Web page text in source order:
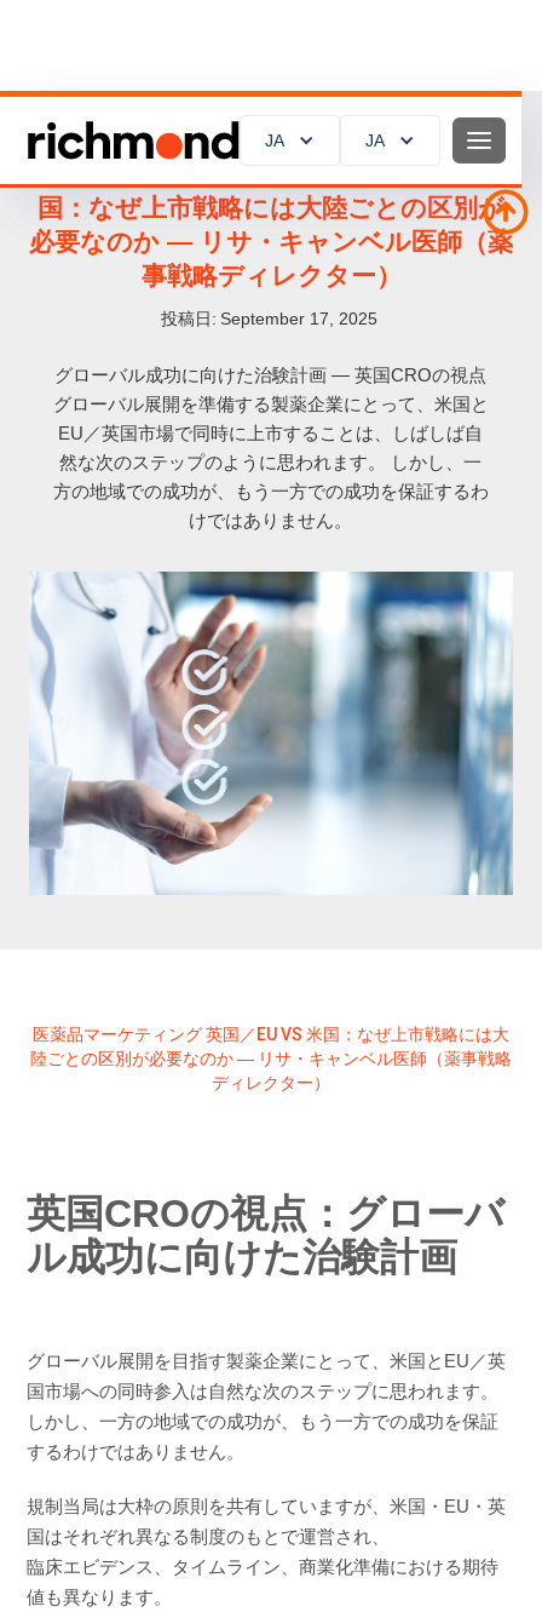
JA JA
JA JA
国：なぜ上市戦略には大陸ごとの区別が
必要なのか ― リサ・キャンベル医師（薬
事戦略ディレクター）
投稿日: September 17, 2025
グローバル成功に向けた治験計画 ― 英国CROの視点
グローバル展開を準備する製薬企業にとって、米国と
EU／英国市場で同時に上市することは、しばしば自
然な次のステップのように思われます。 しかし、一
方の地域での成功が、もう一方での成功を保証するわ
けではありません。
医薬品マーケティング 英国／EU VS 米国：なぜ上市戦略には大
陸ごとの区別が必要なのか ― リサ・キャンベル医師（薬事戦略
ディレクター）
英国CROの視点：グローバ
ル成功に向けた治験計画
グローバル展開を目指す製薬企業にとって、米国とEU／英
国市場への同時参入は自然な次のステップに思われます。
しかし、一方の地域での成功が、もう一方での成功を保証
するわけではありません。
規制当局は大枠の原則を共有していますが、米国・EU・英
国はそれぞれ異なる制度のもとで運営され、
臨床エビデンス、タイムライン、商業化準備における期待
値も異なります。